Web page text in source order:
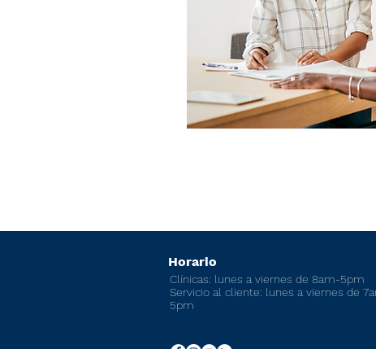
Horario
Clínicas: lunes a viernes de 8am-5pm
Servicio al cliente: lunes a viernes de
5pm